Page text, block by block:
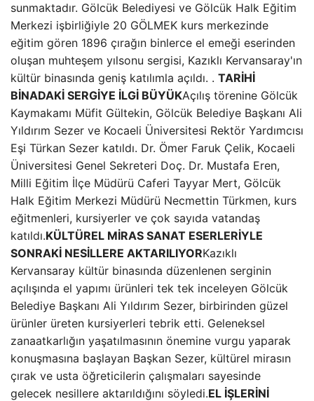
sunmaktadır. Gölcük Belediyesi ve Gölcük Halk Eğitim
Merkezi işbirliğiyle 20 GÖLMEK kurs merkezinde
eğitim gören 1896 çırağın binlerce el emeği eserinden
oluşan muhteşem yılsonu sergisi, Kazıklı Kervansaray'ın
kültür binasında geniş katılımla açıldı. . TARİHİ
BİNADAKİ SERGİYE İLGİ BÜYÜKAçılış törenine Gölcük
Kaymakamı Müfit Gültekin, Gölcük Belediye Başkanı Ali
Yıldırım Sezer ve Kocaeli Üniversitesi Rektör Yardımcısı
Eşi Türkan Sezer katıldı. Dr. Ömer Faruk Çelik, Kocaeli
Üniversitesi Genel Sekreteri Doç. Dr. Mustafa Eren,
Milli Eğitim İlçe Müdürü Caferi Tayyar Mert, Gölcük
Halk Eğitim Merkezi Müdürü Necmettin Türkmen, kurs
eğitmenleri, kursiyerler ve çok sayıda vatandaş
katıldı.KÜLTÜREL MİRAS SANAT ESERLERİYLE
SONRAKİ NESİLLERE AKTARILIYORKazıklı
Kervansaray kültür binasında düzenlenen serginin
açılışında el yapımı ürünleri tek tek inceleyen Gölcük
Belediye Başkanı Ali Yıldırım Sezer, birbirinden güzel
ürünler üreten kursiyerleri tebrik etti. Geleneksel
zanaatkarlığın yaşatılmasının önemine vurgu yaparak
konuşmasına başlayan Başkan Sezer, kültürel mirasın
çırak ve usta öğreticilerin çalışmaları sayesinde
gelecek nesillere aktarıldığını söyledi.EL İŞLERİNİ